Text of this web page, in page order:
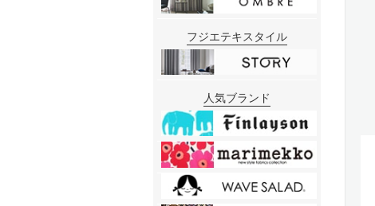
フジエテキスタイル
人気ブランド